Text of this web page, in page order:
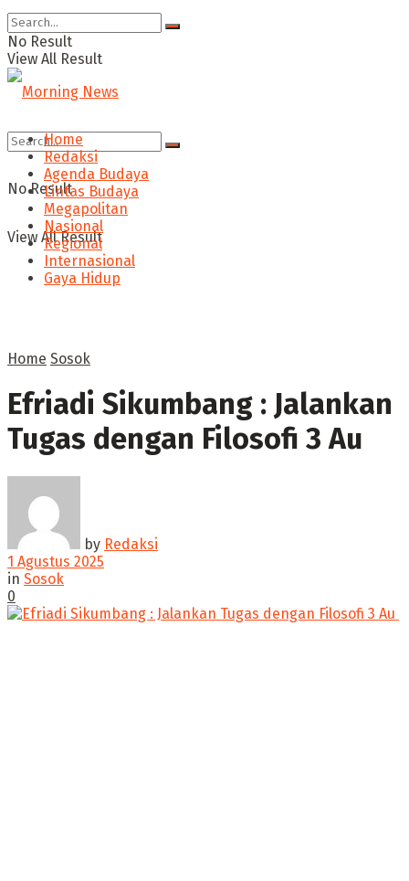
No Result
View All Result
No Result
View All Result
Home
Redaksi
Agenda Budaya
Lintas Budaya
Megapolitan
Nasional
Regional
Internasional
Gaya Hidup
Home Sosok
Efriadi Sikumbang : Jalankan
Tugas dengan Filosofi 3 Au ‎
by Redaksi
1 Agustus 2025
in Sosok
0